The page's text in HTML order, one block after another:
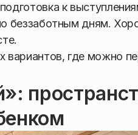
к
беззаботным дням.
где можно